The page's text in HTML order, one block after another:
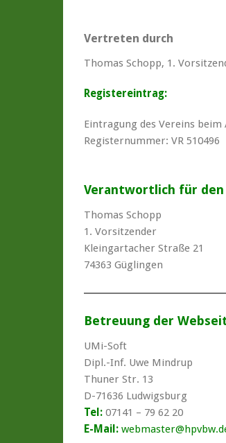
Vertreten durch
Thomas Schopp, 1.
Registereintrag:
Eintragung des Vereins
Registernummer: VR 510496
Verantwortlich für den
Thomas Schopp
1. Vorsitzender
Kleingartacher Straße 21
74363 Güglingen
Betreuung der
UMi-Soft
Dipl.-Inf. Uwe Mindrup
Thuner Str. 13
D-71636 Ludwigsburg
Tel: 07141 – 79 62 20
E-Mail: